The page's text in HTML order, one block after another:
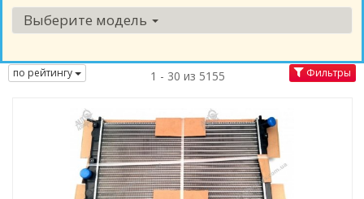
Выберите модель
по рейтингу 1 - 30 из 5155 Фильтры